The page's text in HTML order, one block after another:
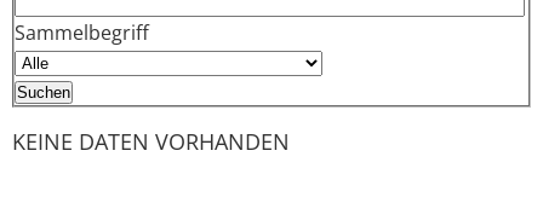
Sammelbegriff
KEINE DATEN VORHANDEN